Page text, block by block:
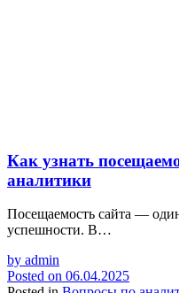
Как узнать
аналитики
Посещаемость сайта —
успешности. В…
by admin
Posted on 06.04.2025